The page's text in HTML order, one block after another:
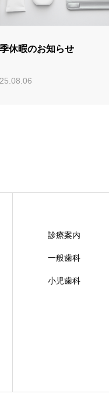
休暇のお知らせ
診療案内
一般歯科
小児歯科